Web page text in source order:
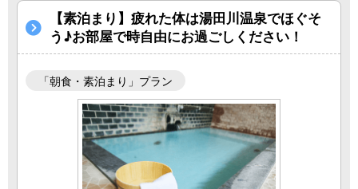
【素泊まり】疲れた体は湯田川温泉でほぐそ
う♪お部屋で時自由にお過ごしください！
「朝食・素泊まり」プラン